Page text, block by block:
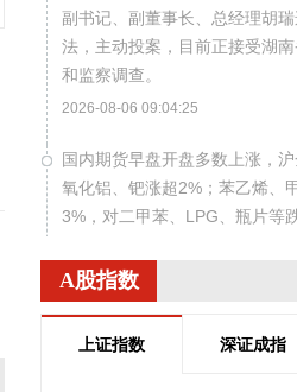
副书记、副董事长、总经理胡
法，主动投案，目前正接受湖
和监察调查。
2026-08-06 09:04:25
国内期货早盘开盘多数上涨，沪
氧化铝、钯涨超2%；苯乙烯、
3%，对二甲苯、LPG、瓶片等
韩国KOSPI指数扩大至4%，现
A股指数
上证指数 深证成指